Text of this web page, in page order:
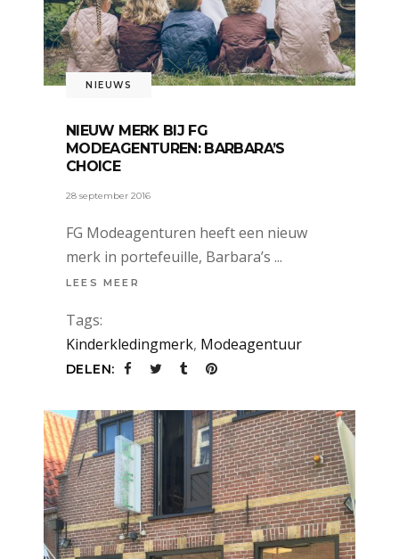
NIEUWS
NIEUW MERK BIJ FG
MODEAGENTUREN: BARBARA’S
CHOICE
28 september 2016
FG Modeagenturen heeft een nieuw
merk in portefeuille, Barbara’s
LEES MEER
Tags:
Kinderkledingmerk, Modeagentuur
DELEN: